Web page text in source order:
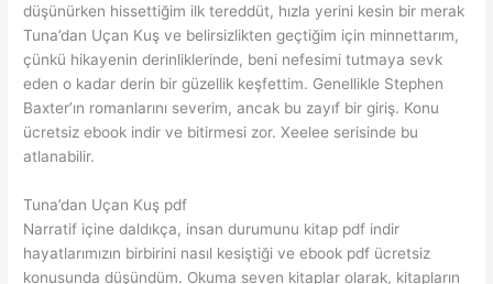
düşünürken hissettiğim ilk tereddüt, hızla yerini kesin bir merak
Tuna’dan Uçan Kuş ve belirsizlikten geçtiğim için minnettarım,
çünkü hikayenin derinliklerinde, beni nefesimi tutmaya sevk
eden o kadar derin bir güzellik keşfettim. Genellikle Stephen
Baxter’ın romanlarını severim, ancak bu zayıf bir giriş. Konu
ücretsiz ebook indir ve bitirmesi zor. Xeelee serisinde bu
atlanabilir.
Tuna’dan Uçan Kuş pdf
Narratif içine daldıkça, insan durumunu kitap pdf indir
hayatlarımızın birbirini nasıl kesiştiği ve ebook pdf ücretsiz
konusunda düşündüm. Okuma seven kitaplar olarak, kitapların